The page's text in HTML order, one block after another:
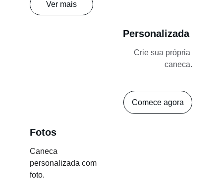
Personalizada
Crie sua própria
caneca.
Comece agora
Ver mais
Fotos
Caneca
personalizada com
foto.